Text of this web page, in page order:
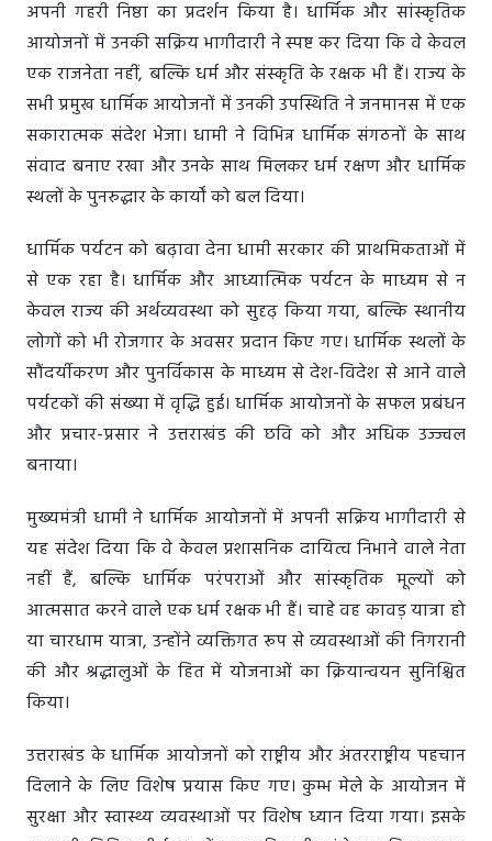
अपनी गहरी निष्ठा का प्रदर्शन किया है। धार्मिक और सांस्कृतिक
आयोजनों में उनकी सक्रिय भागीदारी ने स्पष्ट कर दिया कि वे केवल
एक राजनेता नहीं, बल्कि धर्म और संस्कृति के रक्षक भी हैं। राज्य के
सभी प्रमुख धार्मिक आयोजनों में उनकी उपस्थिति ने जनमानस में एक
सकारात्मक संदेश भेजा। धामी ने विभिन्न धार्मिक संगठनों के साथ
संवाद बनाए रखा और उनके साथ मिलकर धर्म रक्षण और धार्मिक
स्थलों के पुनरुद्धार के कार्यों को बल दिया।
धार्मिक पर्यटन को बढ़ावा देना धामी सरकार की प्राथमिकताओं में
से एक रहा है। धार्मिक और आध्यात्मिक पर्यटन के माध्यम से न
केवल राज्य की अर्थव्यवस्था को सुदृढ़ किया गया, बल्कि स्थानीय
लोगों को भी रोजगार के अवसर प्रदान किए गए। धार्मिक स्थलों के
सौंदर्यीकरण और पुनर्विकास के माध्यम से देश-विदेश से आने वाले
पर्यटकों की संख्या में वृद्धि हुई। धार्मिक आयोजनों के सफल प्रबंधन
और प्रचार-प्रसार ने उत्तराखंड की छवि को और अधिक उज्ज्वल
बनाया।
मुख्यमंत्री धामी ने धार्मिक आयोजनों में अपनी सक्रिय भागीदारी से
यह संदेश दिया कि वे केवल प्रशासनिक दायित्व निभाने वाले नेता
नहीं हैं, बल्कि धार्मिक परंपराओं और सांस्कृतिक मूल्यों को
आत्मसात करने वाले एक धर्म रक्षक भी हैं। चाहे वह कावड़ यात्रा हो
या चारधाम यात्रा, उन्होंने व्यक्तिगत रूप से व्यवस्थाओं की निगरानी
की और श्रद्धालुओं के हित में योजनाओं का क्रियान्वयन सुनिश्चित
किया।
उत्तराखंड के धार्मिक आयोजनों को राष्ट्रीय और अंतरराष्ट्रीय पहचान
दिलाने के लिए विशेष प्रयास किए गए। कुम्भ मेले के आयोजन में
सुरक्षा और स्वास्थ्य व्यवस्थाओं पर विशेष ध्यान दिया गया। इसके